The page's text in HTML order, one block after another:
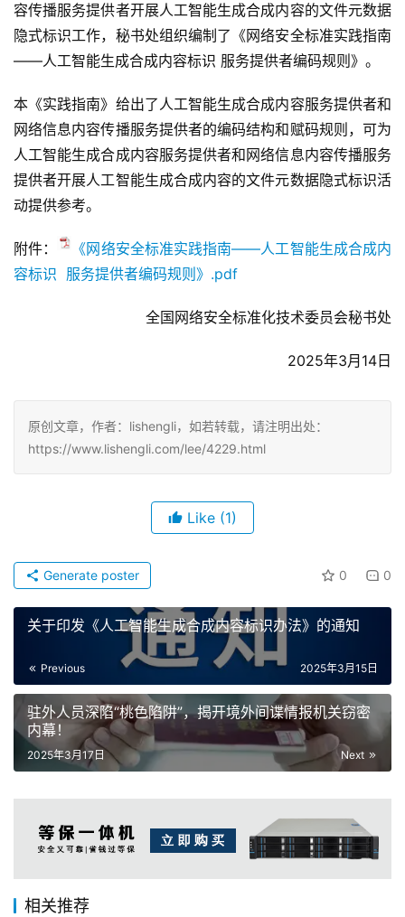
容传播服务提供者开展人工智能生成合成内容的文件元数据
隐式标识工作，秘书处组织编制了《网络安全标准实践指南
——人工智能生成合成内容标识 服务提供者编码规则》。
本《实践指南》给出了人工智能生成合成内容服务提供者和
网络信息内容传播服务提供者的编码结构和赋码规则，可为
人工智能生成合成内容服务提供者和网络信息内容传播服务
提供者开展人工智能生成合成内容的文件元数据隐式标识活
动提供参考。
附件：
《网络安全标准实践指南——人工智能生成合成内
容标识  服务提供者编码规则》.pdf
全国网络安全标准化技术委员会秘书处
2025年3月14日
原创文章，作者：lishengli，如若转载，请注明出处：
https://www.lishengli.com/lee/4229.html
Like (1)
0 0
Generate poster
关于印发《人工智能生成合成内容标识办法》的通知
Previous 2025年3月15日
驻外人员深陷“桃色陷阱”，揭开境外间谍情报机关窃密
内幕！
Next
2025年3月17日
相关推荐